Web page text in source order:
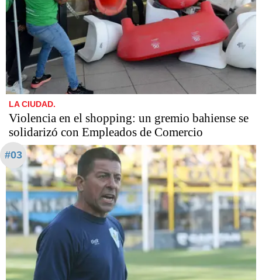
LA CIUDAD.
Violencia en el shopping: un gremio bahiense se
solidarizó con Empleados de Comercio
#03